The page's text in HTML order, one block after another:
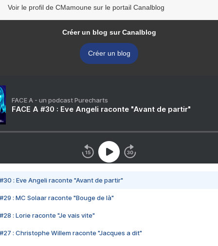
Voir le profil de CMamoune sur le portail Canalblog
Créer un blog sur Canalblog
Créer un blog
FACE A - un podcast Purecharts
FACE A #30 : Eve Angeli raconte "Avant de partir"
#30 : Eve Angeli raconte "Avant de partir"
#29 : MC Solaar raconte "Bouge de là"
#28 : Lorie raconte "Je vais vite"
#27 : Christophe Willem raconte "Jacques a dit"